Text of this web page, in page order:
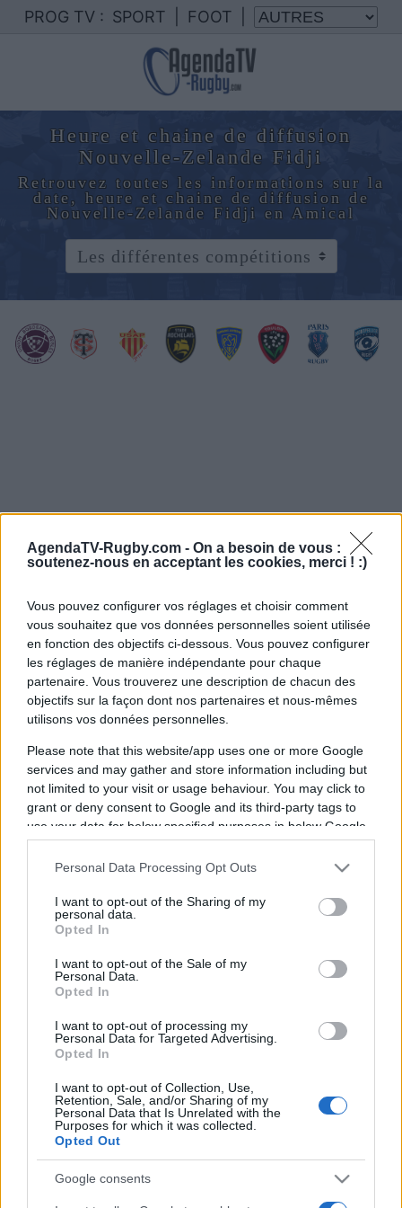
AgendaTV-Rugby.com - On a besoin de vous :
soutenez-nous en acceptant les cookies, merci ! :)
Vous pouvez configurer vos réglages et choisir comment
vous souhaitez que vos données personnelles soient utilisée
en fonction des objectifs ci-dessous. Vous pouvez configurer
les réglages de manière indépendante pour chaque
partenaire. Vous trouverez une description de chacun des
objectifs sur la façon dont nos partenaires et nous-mêmes
utilisons vos données personnelles.
Please note that this website/app uses one or more Google
services and may gather and store information including but
not limited to your visit or usage behaviour. You may click to
grant or deny consent to Google and its third-party tags to
use your data for below specified purposes in below Google
consent section.
Personal Data Processing Opt Outs
I want to opt-out of the Sharing of my
personal data.
Opted In
I want to opt-out of the Sale of my
Personal Data.
Opted In
I want to opt-out of processing my
Personal Data for Targeted Advertising.
Opted In
I want to opt-out of Collection, Use,
Retention, Sale, and/or Sharing of my
Personal Data that Is Unrelated with the
Purposes for which it was collected.
Opted Out
Google consents
PROG TV : SPORT FOOT
Heure et chaine de diffusion
Nouvelle-Zelande Fidji
Retrouvez toutes les informations sur la
date, heure et chaine de diffusion de
Nouvelle-Zelande Fidji en Amical
Programme TV Rugby>Amical> Nouvelle-zelande -
Fidji
Samedi 20 Juillet 2024
04h30